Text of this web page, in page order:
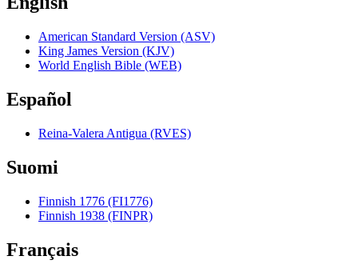
American Standard Version (ASV)
King James Version (KJV)
World English Bible (WEB)
Español
Reina-Valera Antigua (RVES)
Suomi
Finnish 1776 (FI1776)
Finnish 1938 (FINPR)
Français